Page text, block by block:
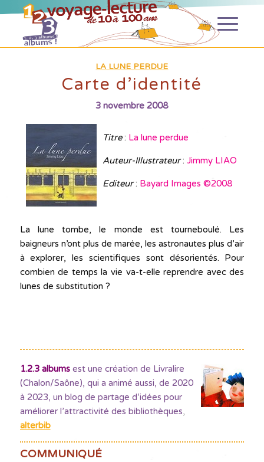
LA LUNE PERDUE
Carte d’identité
3 novembre 2008
Titre: La lune perdue
Auteur-Illustrateur: Jimmy LIAO
Editeur: Bayard Images ©2008
La lune tombe, le monde est tourneboulé. Les
baigneurs n’ont plus de marée, les astronautes plus d’air
à explorer, les scientifiques sont désorientés. Pour
combien de temps la vie va-t-elle reprendre avec des
lunes de substitution ?
1.2.3 albumsest une création de Livralire
(Chalon/Saône), qui a animé aussi, de 2020
à 2023, un blog de partage d’idées pour
améliorer l’attractivité des bibliothèques,
alterbib
COMMUNIQUÉ